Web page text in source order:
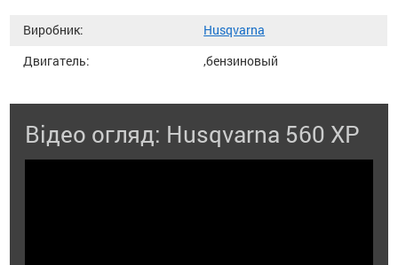
Виробник:
Husqvarna
Двигатель:
,бензиновый
Відео огляд: Husqvarna 560 XP